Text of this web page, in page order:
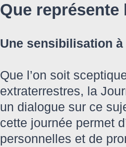
Que représente
Une sensibilisation
Que l’on soit
extraterrestres, la
un dialogue sur ce
cette journée permet
personnelles et de